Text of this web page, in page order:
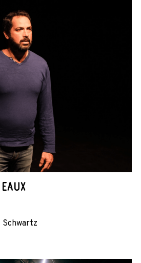
Schwartz